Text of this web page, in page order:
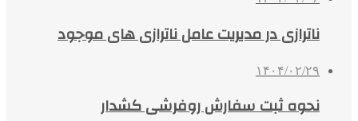
ناترازی در مدیریت عامل ناترازی های موجود
۱۴۰۴/۰۲/۲۹
نحوه ثبت سفارش روفرشی کشدار